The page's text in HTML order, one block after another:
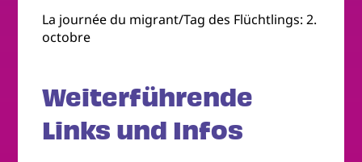
La journée du migrant/Tag des Flüchtlings: 2.
octobre
Weiterführende
Links und Infos